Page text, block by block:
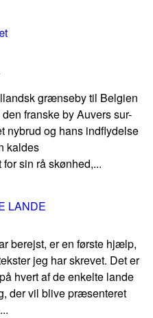
grænseby til Belgien
franske by Auvers sur-
nybrud og hans indflydelse
kaldes
sin rå skønhed,...
LANDE
berejst, er en første hjælp,
jeg har skrevet. Det er
hvert af de enkelte lande
der vil blive præsenteret